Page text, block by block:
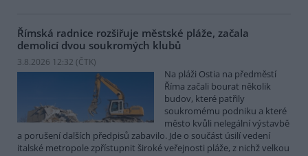
Římská radnice rozšiřuje městské pláže, začala
demolicí dvou soukromých klubů
3.8.2026 12:32 (ČTK)
Na pláži Ostia na předměstí
Říma začali bourat několik
budov, které patřily
soukromému podniku a které
město kvůli nelegální výstavbě
a porušení dalších předpisů zabavilo. Jde o součást úsilí vedení
italské metropole zpřístupnit široké veřejnosti pláže, z nichž velkou